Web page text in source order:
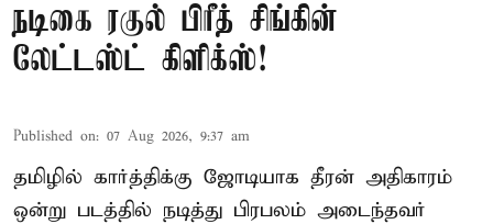
நடிகை ரகுல் பிரீத் சிங்கின்
லேட்டஸ்ட் கிளிக்ஸ்!
Published on: 07 Aug 2026, 9:37 am
தமிழில் கார்த்திக்கு ஜோடியாக தீரன் அதிகாரம்
ஒன்று படத்தில் நடித்து பிரபலம் அடைந்தவர்